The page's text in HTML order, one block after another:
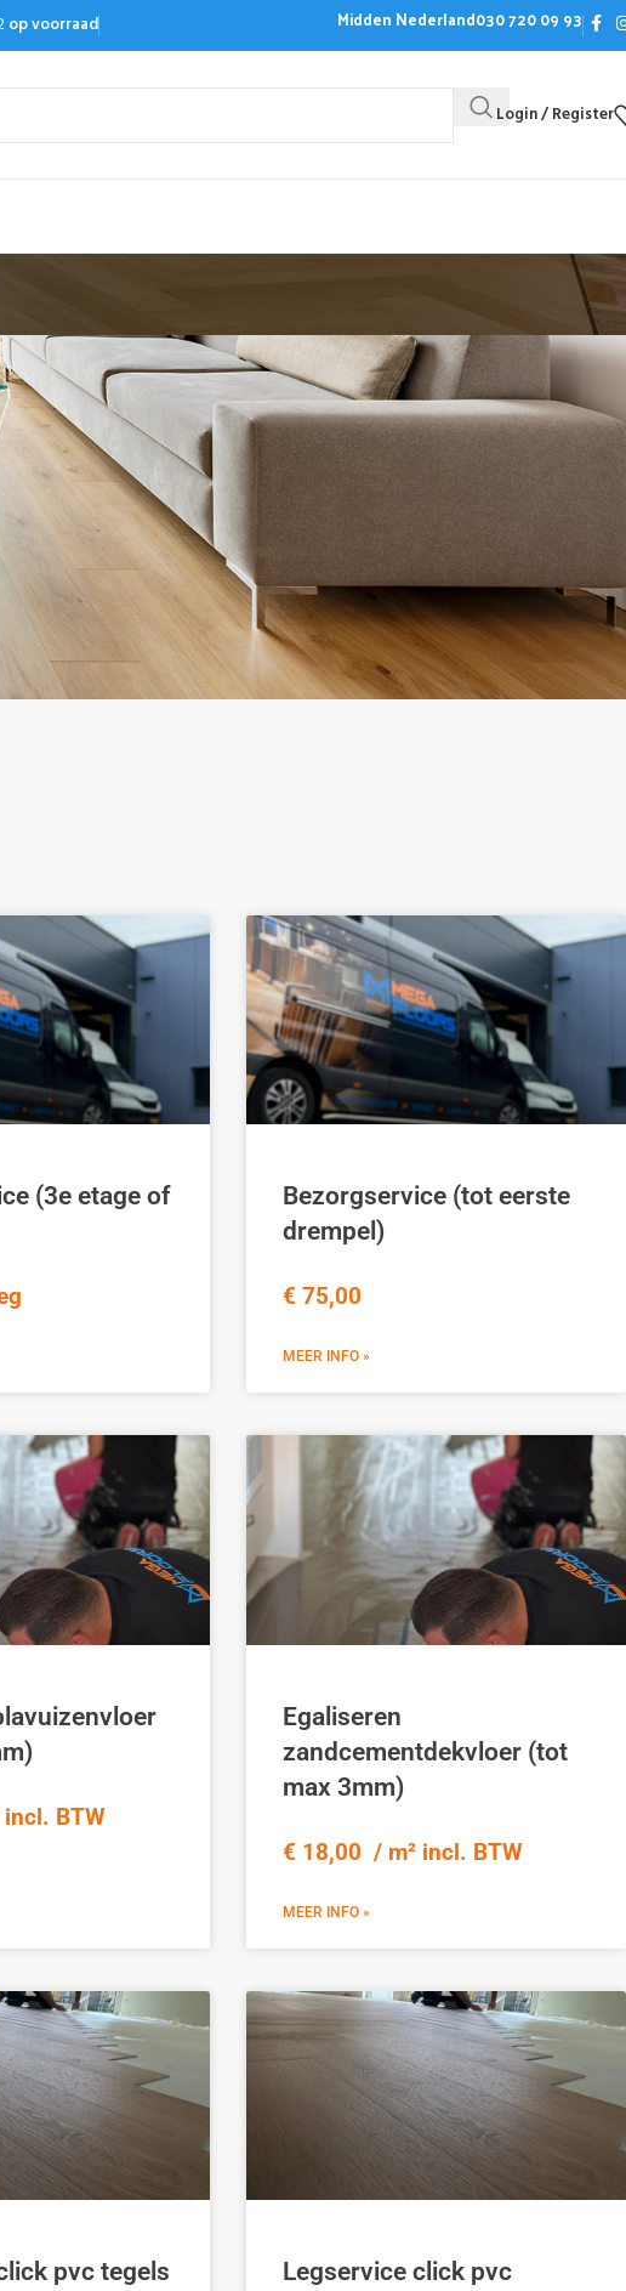
op voorraad Midden Nederland030 720 09 93
Login / Register
(3e etage of
Bezorgservice (tot eerste
drempel)
€ 75,00
MEER INFO »
BTW
Egaliseren
zandcementdekvloer (tot
max 3mm)
€ 18,00 / m² incl. BTW
MEER INFO »
pvc tegels
Legservice click pvc